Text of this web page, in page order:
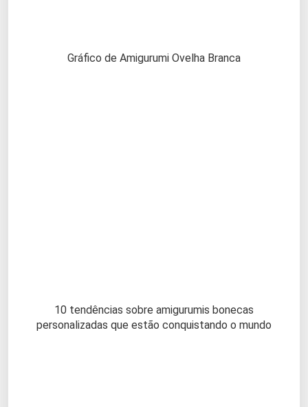
Gráfico de Amigurumi Ovelha Branca
10 tendências sobre amigurumis bonecas
personalizadas que estão conquistando o mundo